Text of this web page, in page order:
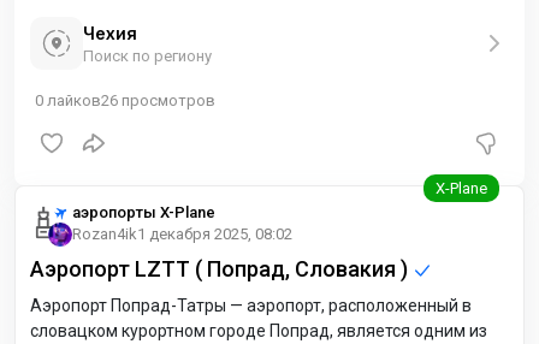
Чехия
Поиск по региону
0 лайков26 просмотров
аэропорты X-Plane
Rozan4ik1 декабря 2025, 08:02
Аэропорт LZTT ( Попрад, Словакия )
Аэропорт Попрад-Татры — аэропорт, расположенный в
словацком курортном городе Попрад, является одним из